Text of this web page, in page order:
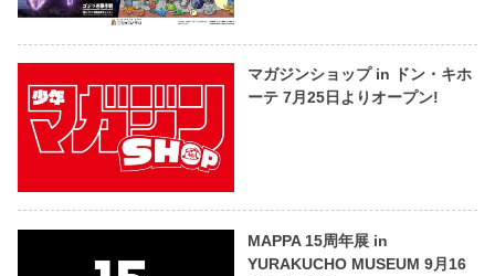
マガジンショップ in ドン・キホ
ーテ 7月25日よりオープン!
MAPPA 15周年展 in
YURAKUCHO MUSEUM 9月16